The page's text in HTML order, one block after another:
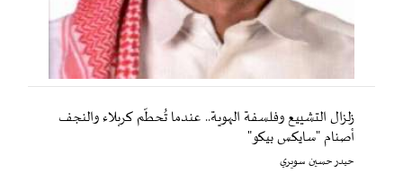
زلزال التشييع وفلسفة الهوية.. عندما تُحطّم كربلاء والنجف
أصنام "سايكس بيكو"
حيدر حسين سويري